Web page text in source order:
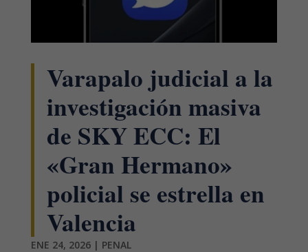
Varapalo judicial a la
investigación masiva
de SKY ECC: El
«Gran Hermano»
policial se estrella en
Valencia
ENE 24, 2026| PENAL